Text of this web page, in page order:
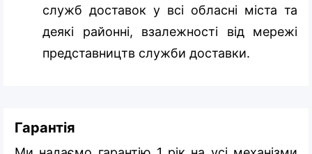
служб доставок у всі обласні міста та
деякі районні, взалежності від мережі
представництв служби доставки.
Гарантія